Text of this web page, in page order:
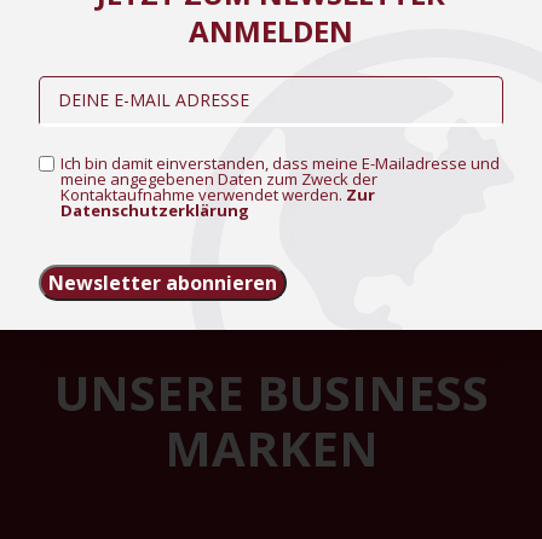
UNSERE BUSINESS
MARKEN
ANMELDEN
Ich bin damit einverstanden, dass meine E-Mailadresse und
meine angegebenen Daten zum Zweck der
Kontaktaufnahme verwendet werden. Zur
Datenschutzerklärung
Newsletter abonnieren